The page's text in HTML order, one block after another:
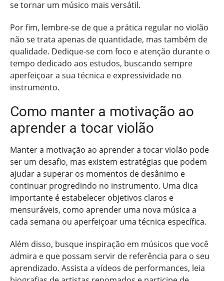
se tornar um músico mais versátil.
Por fim, lembre-se de que a prática regular no violão
não se trata apenas de quantidade, mas também de
qualidade. Dedique-se com foco e atenção durante o
tempo dedicado aos estudos, buscando sempre
aperfeiçoar a sua técnica e expressividade no
instrumento.
Como manter a motivação ao
aprender a tocar violão
Manter a motivação ao aprender a tocar violão pode
ser um desafio, mas existem estratégias que podem
ajudar a superar os momentos de desânimo e
continuar progredindo no instrumento. Uma dica
importante é estabelecer objetivos claros e
mensuráveis, como aprender uma nova música a
cada semana ou aperfeiçoar uma técnica específica.
Além disso, busque inspiração em músicos que você
admira e que possam servir de referência para o seu
aprendizado. Assista a vídeos de performances, leia